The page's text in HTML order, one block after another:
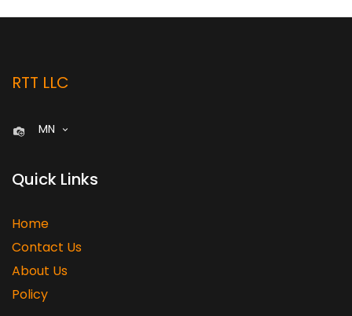
RTT LLC
MN
Quick Links
Home
Contact Us
About Us
Policy